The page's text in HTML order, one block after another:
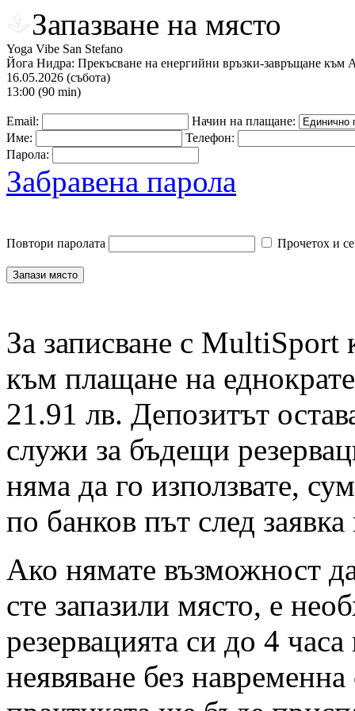
Запазване на място
Yoga Vibe San Stefano
Йога Нидра: Прекъсване на енергийни връзки-завръщане към
16.05.2026 (събота)
13:00 (90 min)
Email:
Начин на плащане:
Име:
Телефон:
Парола:
Забравена парола
Повтори паролата Прочетох и
За записване с MultiSport
към плащане на
21.91 лв. Депозитът
служи за бъдещи
няма да го използвате,
по банков път след
Ако нямате възможност
сте запазили място, е
резервацията си до 4
неявяване без